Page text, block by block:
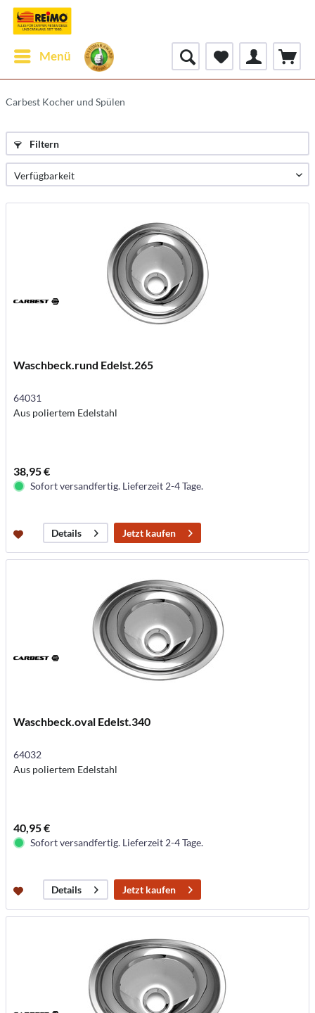
Menü
Carbest Kocher und Spülen
Filtern
Waschbeck.rund Edelst.265
64031
Aus poliertem Edelstahl
38,95 €
Sofort versandfertig. Lieferzeit 2-4 Tage.
Details Jetzt kaufen
Waschbeck.oval Edelst.340
64032
Aus poliertem Edelstahl
40,95 €
Sofort versandfertig. Lieferzeit 2-4 Tage.
Details Jetzt kaufen